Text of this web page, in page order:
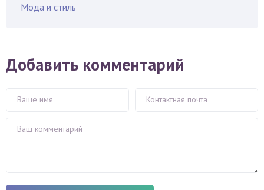
Мода и стиль
Добавить комментарий